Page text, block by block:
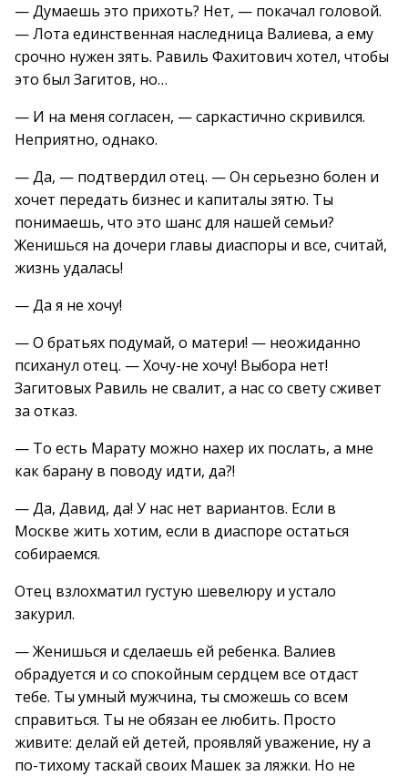
— Думаешь это прихоть? Нет, — покачал головой.
— Лота единственная наследница Валиева, а ему
срочно нужен зять. Равиль Фахитович хотел, чтобы
это был Загитов, но…
— И на меня согласен, — саркастично скривился.
Неприятно, однако.
— Да, — подтвердил отец. — Он серьезно болен и
хочет передать бизнес и капиталы зятю. Ты
понимаешь, что это шанс для нашей семьи?
Женишься на дочери главы диаспоры и все, считай,
жизнь удалась!
— Да я не хочу!
— О братьях подумай, о матери! — неожиданно
психанул отец. — Хочу-не хочу! Выбора нет!
Загитовых Равиль не свалит, а нас со свету сживет
за отказ.
— То есть Марату можно нахер их послать, а мне
как барану в поводу идти, да?!
— Да, Давид, да! У нас нет вариантов. Если в
Москве жить хотим, если в диаспоре остаться
собираемся.
Отец взлохматил густую шевелюру и устало
закурил.
— Женишься и сделаешь ей ребенка. Валиев
обрадуется и со спокойным сердцем все отдаст
тебе. Ты умный мужчина, ты сможешь со всем
справиться. Ты не обязан ее любить. Просто
живите: делай ей детей, проявляй уважение, ну а
по-тихому таскай своих Машек за ляжки. Но не